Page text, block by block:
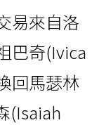
易來自洛
巴奇(Ivica
回馬瑟林
(Isaiah